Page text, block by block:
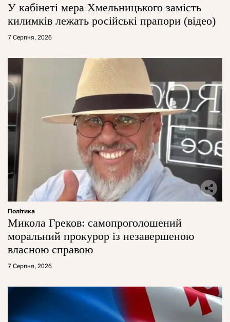
У кабінеті мера Хмельницького замість
килимків лежать російські прапори (відео)
7 Серпня, 2026
Політика
Микола Греков: самопроголошений
моральний прокурор із незавершеною
власною справою
7 Серпня, 2026